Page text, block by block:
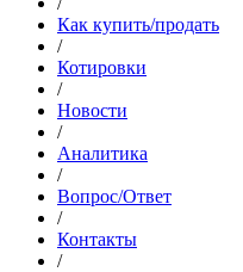
Как купить/продать
/
Котировки
/
Новости
/
Аналитика
/
Вопрос/Ответ
/
Контакты
/